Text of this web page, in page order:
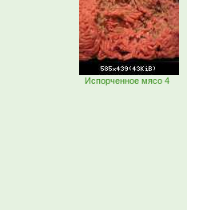
Испорченное мясо 4